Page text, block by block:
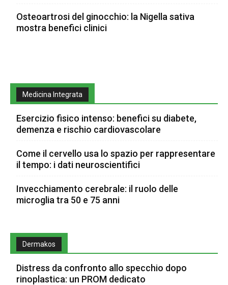
Osteoartrosi del ginocchio: la Nigella sativa
mostra benefici clinici
Medicina Integrata
Esercizio fisico intenso: benefici su diabete,
demenza e rischio cardiovascolare
Come il cervello usa lo spazio per rappresentare
il tempo: i dati neuroscientifici
Invecchiamento cerebrale: il ruolo delle
microglia tra 50 e 75 anni
Dermakos
Distress da confronto allo specchio dopo
rinoplastica: un PROM dedicato